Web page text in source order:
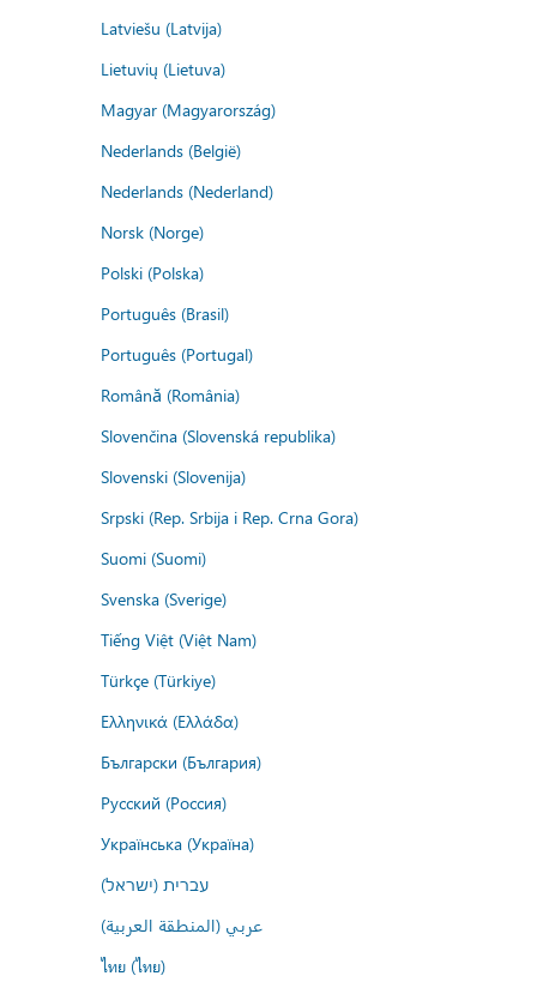
Latviešu (Latvija)
Lietuvių (Lietuva)
Magyar (Magyarország)
Nederlands (België)
Nederlands (Nederland)
Norsk (Norge)
Polski (Polska)
Português (Brasil)
Português (Portugal)
Română (România)
Slovenčina (Slovenská republika)
Slovenski (Slovenija)
Srpski (Rep. Srbija i Rep. Crna Gora)
Suomi (Suomi)
Svenska (Sverige)
Tiếng Việt (Việt Nam)
Türkçe (Türkiye)
Ελληνικά (Ελλάδα)
Български (България)
Русский (Россия)
Українська (Україна)
עברית (ישראל)
عربي (المنطقة العربية)
ไทย (ไทย)